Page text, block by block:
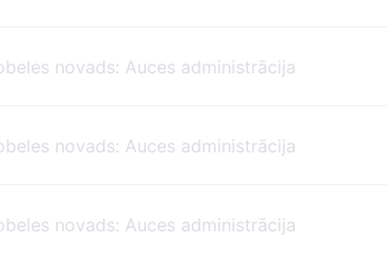
novads: Auces administrācija
novads: Auces administrācija
novads: Auces administrācija